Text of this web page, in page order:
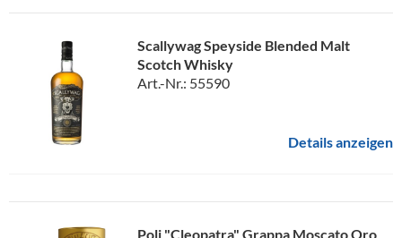
Scallywag Speyside Blended Malt
Scotch Whisky
Art.-Nr.: 55590
Details anzeigen
Poli "Cleopatra" Grappa Moscato Oro